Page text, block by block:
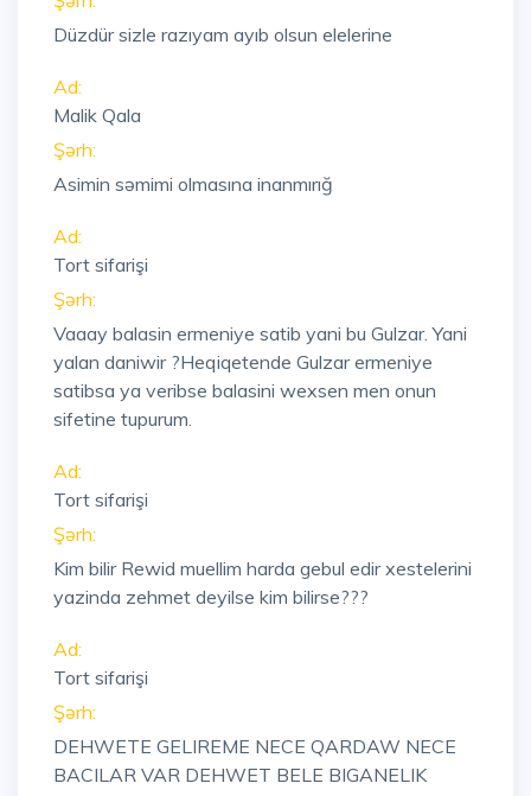
Düzdür sizle razıyam ayıb olsun elelerine
Ad:
Malik Qala
Şərh:
Asimin səmimi olmasına inanmırığ
Ad:
Tort sifarişi
Şərh:
Vaaay balasin ermeniye satib yani bu Gulzar. Yani
yalan daniwir ?Heqiqetende Gulzar ermeniye
satibsa ya veribse balasini wexsen men onun
sifetine tupurum.
Ad:
Tort sifarişi
Şərh:
Kim bilir Rewid muellim harda gebul edir xestelerini
yazinda zehmet deyilse kim bilirse???
Ad:
Tort sifarişi
Şərh:
DEHWETE GELIREME NECE QARDAW NECE
BACILAR VAR DEHWET BELE BIGANELIK